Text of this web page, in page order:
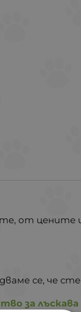
от цените
се, че
за лъскава